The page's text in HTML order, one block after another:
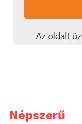
Népszerű